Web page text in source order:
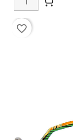
favorite_border